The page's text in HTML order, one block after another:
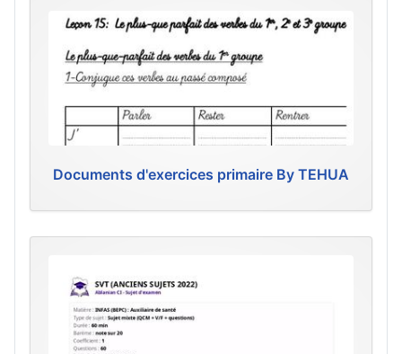
Documents d'exercices primaire By TEHUA